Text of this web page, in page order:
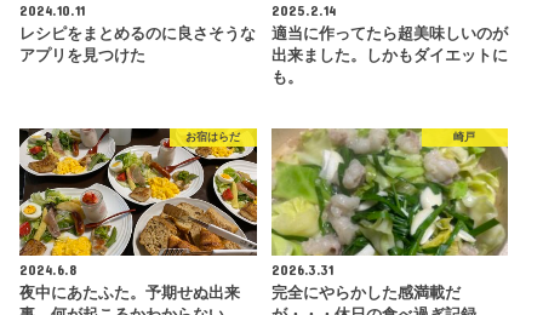
2024.10.11
レシピをまとめるのに良さそうな
アプリを見つけた
2025.2.14
適当に作ってたら超美味しいのが
出来ました。しかもダイエットに
も。
お宿はらだ
2024.6.8
夜中にあたふた。予期せぬ出来
崎戸
2026.3.31
完全にやらかした感満載だ